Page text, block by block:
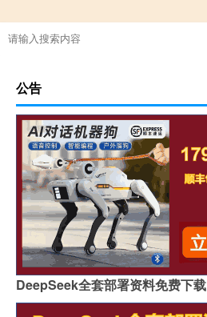
公告
DeepSeek全套部署资料免费下载